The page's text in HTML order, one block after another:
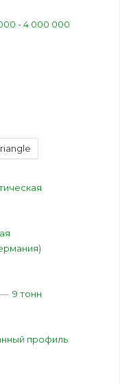
- 4 000 000
— 9 тонн
профиль